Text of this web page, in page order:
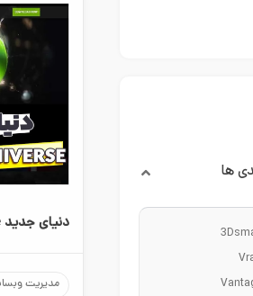
ها
دنیای جدید Omniverse از انویدیا
مدیریت